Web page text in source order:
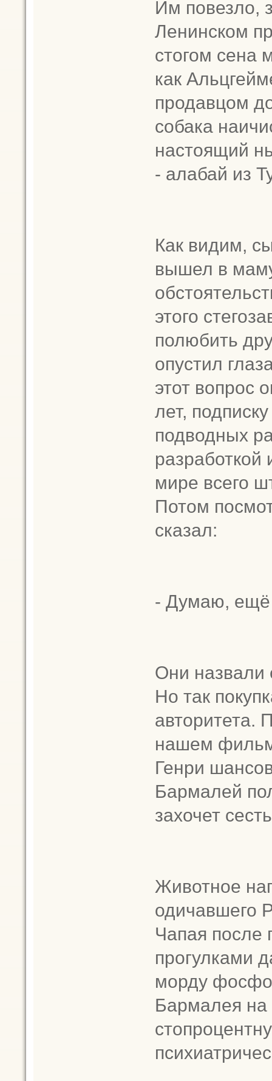
Им повезло,
Ленинском
стогом сена
как
продавцом
собака
настоящий
- алабай из
Как видим,
вышел в
этого
полюбить
опустил
этот вопрос
лет,
подводных
мире всего
Потом
сказал:
- Думаю,
Они назвали
Но так
авторитета.
нашем
Генри
Бармалей
захочет
Животное
одичавшего
Чапая после
прогулками
морду
Бармалея на